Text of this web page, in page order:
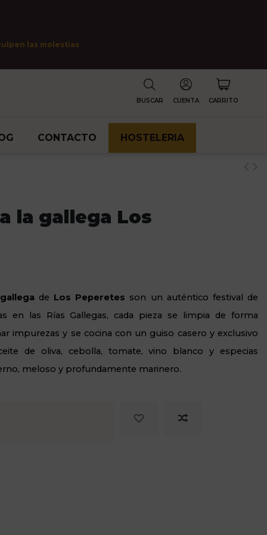
las molestias
BUSCAR CUENTA CARRITO
CONTACTO HOSTELERIA
la gallega Los
de Los Peperetes son un auténtico festival de
en las Rías Gallegas, cada pieza se limpia de forma
impurezas y se cocina con un guiso casero y exclusivo
de oliva, cebolla, tomate, vino blanco y especias
meloso y profundamente marinero.